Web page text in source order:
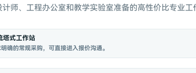
计师、工程办公室和教学实验室准备的高性价比专业工
塔式工作站
确的常规采购，可直接进入报价沟通。